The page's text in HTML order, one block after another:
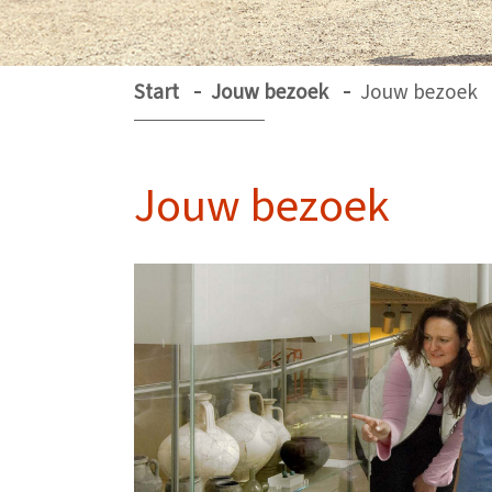
Start Jouw bezoek Jouw bezoek
Jouw bezoek